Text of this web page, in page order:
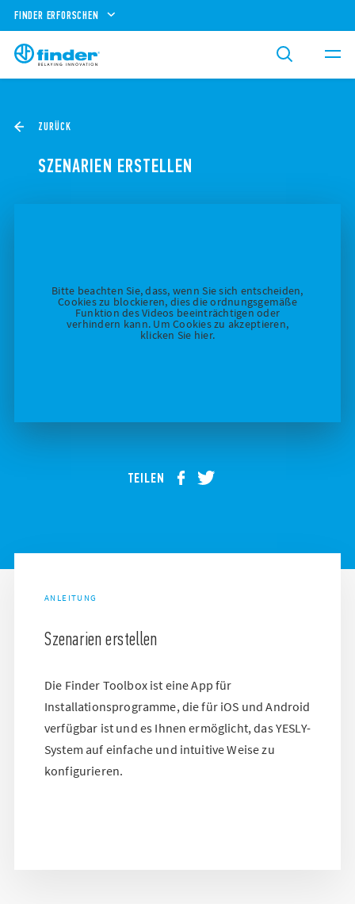
FINDER ERFORSCHEN
ZURÜCK
SZENARIEN ERSTELLEN
Bitte beachten Sie, dass, wenn Sie sich entscheiden,
Cookies zu blockieren, dies die ordnungsgemäße
Funktion des Videos beeinträchtigen oder
verhindern kann. Um Cookies zu akzeptieren,
klicken Sie hier.
TEILEN
ANLEITUNG
Szenarien erstellen
Die Finder Toolbox ist eine App für
Installationsprogramme, die für iOS und Android
verfügbar ist und es Ihnen ermöglicht, das YESLY-
System auf einfache und intuitive Weise zu
konfigurieren.